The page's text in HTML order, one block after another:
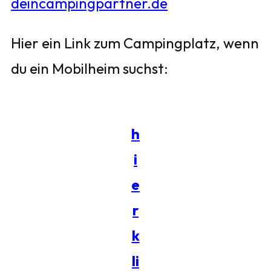
Hier ein Link zum Campingplatz, wenn
du ein Mobilheim suchst:
h
i
e
r
k
li